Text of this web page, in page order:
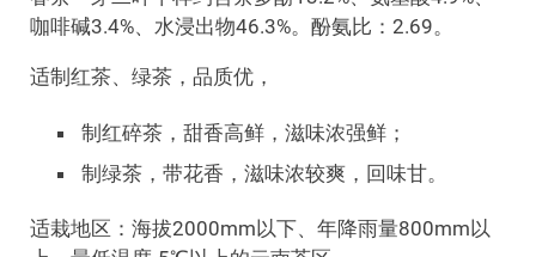
咖啡碱3.4%、水浸出物46.3%。酚氨比：2.69。
适制红茶、绿茶，品质优，
制红碎茶，甜香高鲜，滋味浓强鲜；
制绿茶，带花香，滋味浓较爽，回味甘。
适栽地区：海拔2000mm以下、年降雨量800mm以